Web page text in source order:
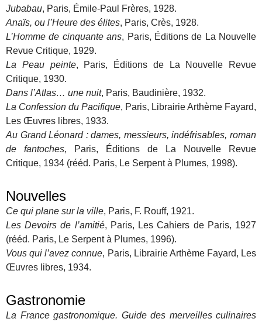
Jubabau, Paris, Émile-Paul Frères, 1928.
Anaïs, ou l’Heure des élites, Paris, Crès, 1928.
L’Homme de cinquante ans, Paris, Éditions de La Nouvelle
Revue Critique, 1929.
La Peau peinte, Paris, Éditions de La Nouvelle Revue
Critique, 1930.
Dans l’Atlas… une nuit, Paris, Baudinière, 1932.
La Confession du Pacifique, Paris, Librairie Arthème Fayard,
Les Œuvres libres, 1933.
Au Grand Léonard : dames, messieurs, indéfrisables, roman
de fantoches, Paris, Éditions de La Nouvelle Revue
Critique, 1934 (rééd. Paris, Le Serpent à Plumes, 1998).
Nouvelles
Ce qui plane sur la ville, Paris, F. Rouff, 1921.
Les Devoirs de l’amitié, Paris, Les Cahiers de Paris, 1927
(rééd. Paris, Le Serpent à Plumes, 1996).
Vous qui l’avez connue, Paris, Librairie Arthème Fayard, Les
Œuvres libres, 1934.
Gastronomie
La France gastronomique. Guide des merveilles culinaires